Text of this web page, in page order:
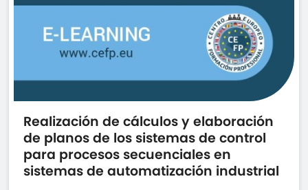
Realización de cálculos y elaboración
de planos de los sistemas de control
para procesos secuenciales en
sistemas de automatización industrial